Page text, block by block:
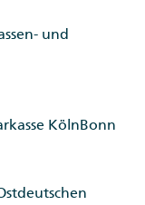
und
KölnBonn